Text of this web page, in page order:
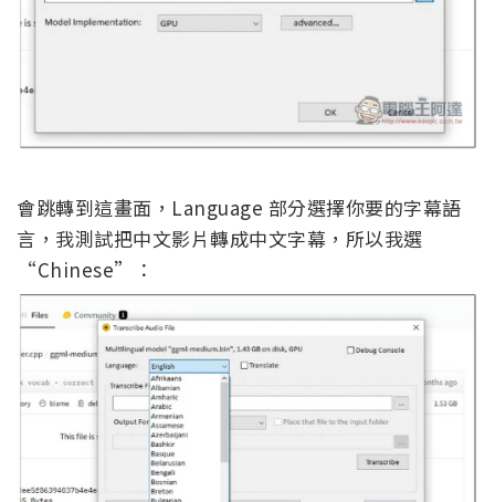
會跳轉到這畫面，Language 部分選擇你要的字幕語
言，我測試把中文影片轉成中文字幕，所以我選
“Chinese”：